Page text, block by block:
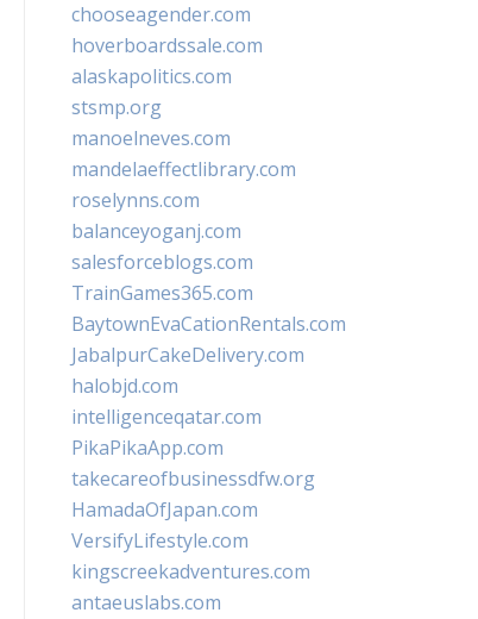
chooseagender.com
hoverboardssale.com
alaskapolitics.com
stsmp.org
manoelneves.com
mandelaeffectlibrary.com
roselynns.com
balanceyoganj.com
salesforceblogs.com
TrainGames365.com
BaytownEvaCationRentals.com
JabalpurCakeDelivery.com
halobjd.com
intelligenceqatar.com
PikaPikaApp.com
takecareofbusinessdfw.org
HamadaOfJapan.com
VersifyLifestyle.com
kingscreekadventures.com
antaeuslabs.com